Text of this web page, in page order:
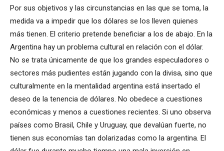
Por sus objetivos y las circunstancias en las que se toma, la
medida va a impedir que los dólares se los lleven quienes
más tienen. El criterio pretende beneficiar a los de abajo. En la
Argentina hay un problema cultural en relación con el dólar.
No se trata únicamente de que los grandes especuladores o
sectores más pudientes están jugando con la divisa, sino que
culturalmente en la mentalidad argentina está insertado el
deseo de la tenencia de dólares. No obedece a cuestiones
económicas y menos a cuestiones recientes. Si uno observa
países como Brasil, Chile y Uruguay, que devalúan fuerte, no
tienen sus economías tan dolarizadas como la argentina. El